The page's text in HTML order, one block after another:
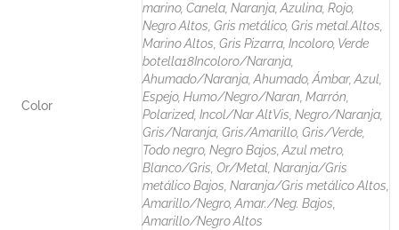
Color
marino, Canela, Naranja, Azulina, Rojo,
Negro Altos, Gris metálico, Gris metal.Altos,
Marino Altos, Gris Pizarra, Incoloro, Verde
botella18Incoloro/Naranja,
Ahumado/Naranja, Ahumado, Ámbar, Azul,
Espejo, Humo/Negro/Naran, Marrón,
Polarized, Incol/Nar AltVis, Negro/Naranja,
Gris/Naranja, Gris/Amarillo, Gris/Verde,
Todo negro, Negro Bajos, Azul metro,
Blanco/Gris, Or/Metal, Naranja/Gris
metálico Bajos, Naranja/Gris metálico Altos,
Amarillo/Negro, Amar./Neg. Bajos,
Amarillo/Negro Altos